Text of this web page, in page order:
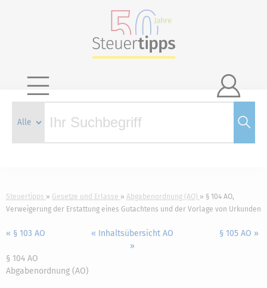

Steuertipps Gesetze und Erlasse Abgabenordnung (AO)
§ 104 AO,
Verweigerung der Erstattung eines Gutachtens und der Vorlage von Urkunden
« § 103 AO
« Inhaltsübersicht AO
»
§ 105 AO »
§ 104 AO
Abgabenordnung (AO)